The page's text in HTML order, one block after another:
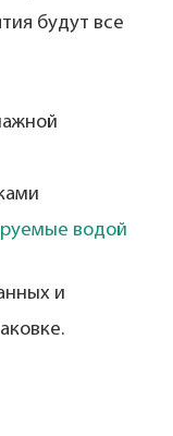
будут все
водой
и